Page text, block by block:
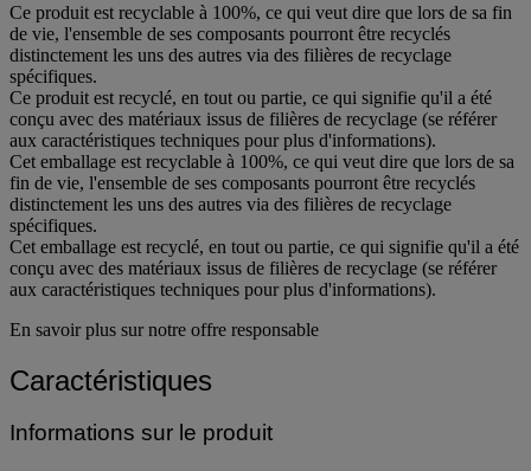
Ce produit est recyclable à 100%, ce qui veut dire que lors de sa fin
de vie, l'ensemble de ses composants pourront être recyclés
distinctement les uns des autres via des filières de recyclage
spécifiques.
Ce produit est recyclé, en tout ou partie, ce qui signifie qu'il a été
conçu avec des matériaux issus de filières de recyclage (se référer
aux caractéristiques techniques pour plus d'informations).
Cet emballage est recyclable à 100%, ce qui veut dire que lors de sa
fin de vie, l'ensemble de ses composants pourront être recyclés
distinctement les uns des autres via des filières de recyclage
spécifiques.
Cet emballage est recyclé, en tout ou partie, ce qui signifie qu'il a été
conçu avec des matériaux issus de filières de recyclage (se référer
aux caractéristiques techniques pour plus d'informations).
En savoir plus sur notre offre responsable
Caractéristiques
Informations sur le produit